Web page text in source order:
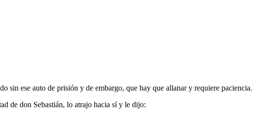
sin ese auto de prisión y de embargo, que hay que allanar y requiere paciencia.
de don Sebastián, lo atrajo hacia sí y le dijo: